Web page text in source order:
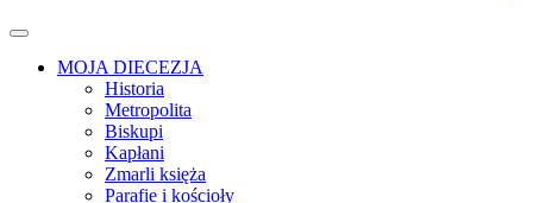
MOJA DIECEZJA
Historia
Metropolita
Biskupi
Kapłani
Zmarli księża
Parafie i kościoły